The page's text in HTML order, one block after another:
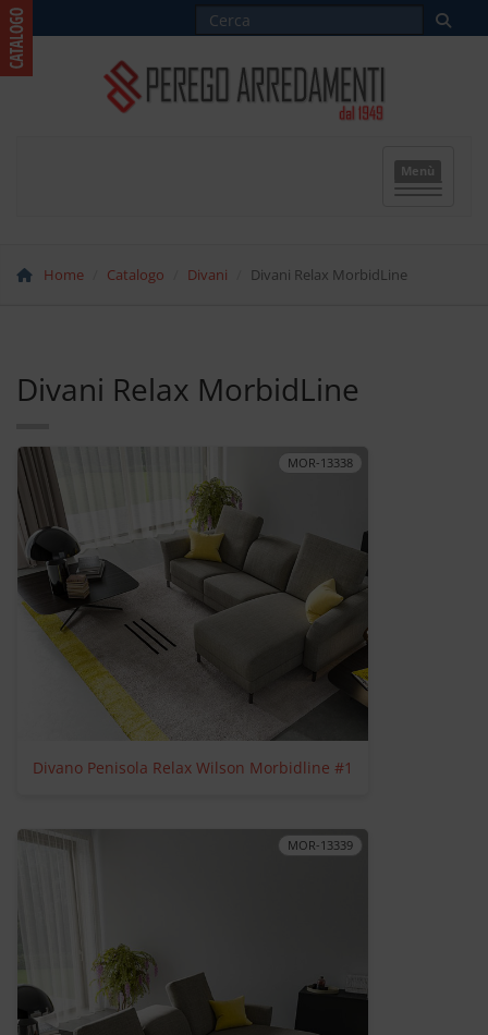
Menù
Home Catalogo Divani Divani Relax MorbidLine
Divani Relax MorbidLine
MOR-13338
Divano Penisola Relax Wilson Morbidline #1
MOR-13339